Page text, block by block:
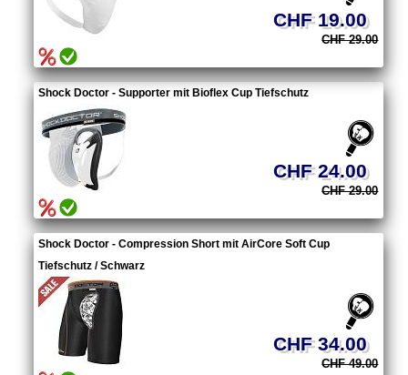
CHF 19.00
CHF 29.00
Shock Doctor - Supporter mit Bioflex Cup Tiefschutz
CHF 24.00
CHF 29.00
Shock Doctor - Compression Short mit AirCore Soft Cup
Tiefschutz / Schwarz
CHF 34.00
CHF 49.00